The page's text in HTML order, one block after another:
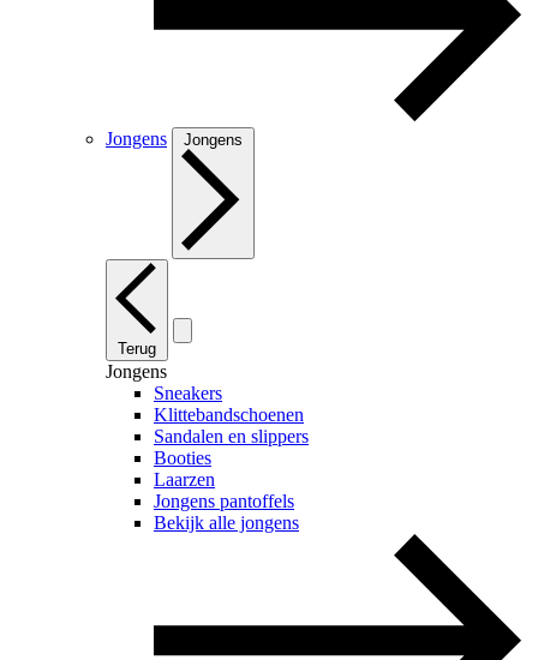
Jongens Jongens
Terug
Jongens
Sneakers
Klittebandschoenen
Sandalen en slippers
Booties
Laarzen
Jongens pantoffels
Bekijk alle jongens